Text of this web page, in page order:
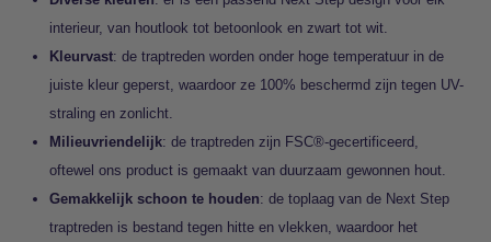
interieur, van houtlook tot betoonlook en zwart tot wit.
Kleurvast: de traptreden worden onder hoge temperatuur in de
juiste kleur geperst, waardoor ze 100% beschermd zijn tegen UV-
straling en zonlicht.
Milieuvriendelijk: de traptreden zijn FSC®-gecertificeerd,
oftewel ons product is gemaakt van duurzaam gewonnen hout.
Gemakkelijk schoon te houden: de toplaag van de Next Step
traptreden is bestand tegen hitte en vlekken, waardoor het